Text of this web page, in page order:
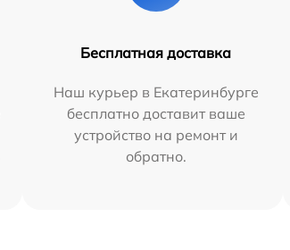
Бесплатная доставка
Наш курьер в Екатеринбурге
бесплатно доставит ваше
устройство на ремонт и
обратно.